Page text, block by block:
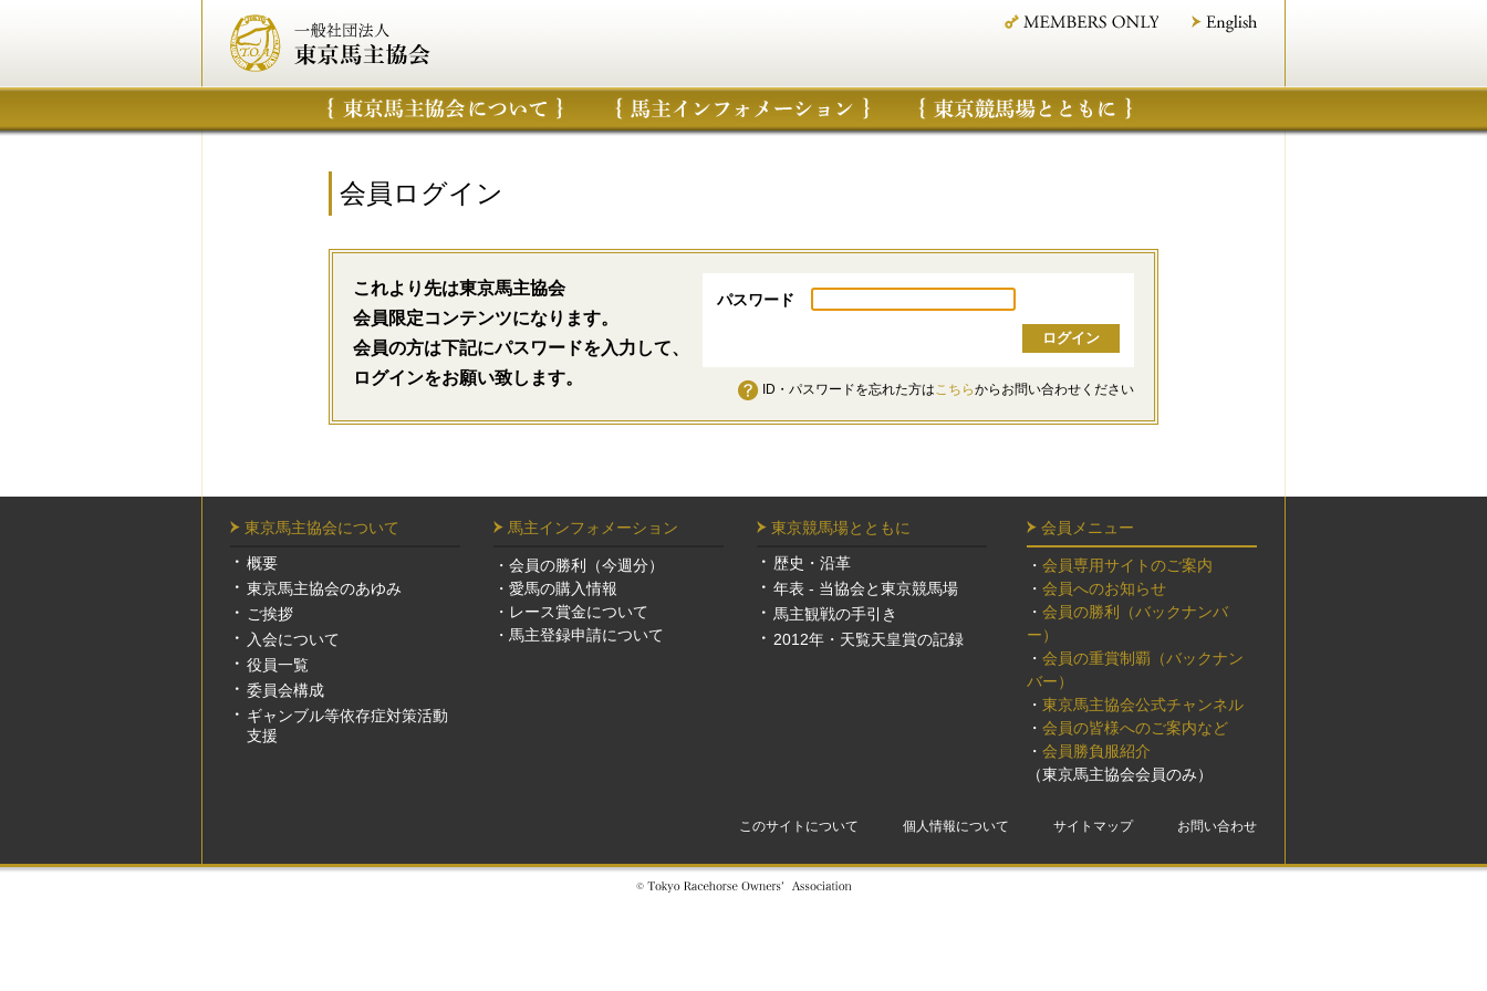
会員ログイン
これより先は東京馬主協会
会員限定コンテンツになります。
会員の方は下記にパスワードを入力して、
ログインをお願い致します。
パスワード
ID・パスワードを忘れた方はこちらからお問い合わせください
東京馬主協会について
概要
東京馬主協会のあゆみ
ご挨拶
入会について
役員一覧
委員会構成
ギャンブル等依存症対策活動
支援
馬主インフォメーション
・ 会員の勝利（今週分）
・ 愛馬の購入情報
・ レース賞金について
・ 馬主登録申請について
東京競馬場とともに
歴史・沿革
年表 - 当協会と東京競馬場
馬主観戦の手引き
2012年・天覧天皇賞の記録
会員メニュー
・ 会員専用サイトのご案内
・ 会員へのお知らせ
・ 会員の勝利（バックナンバ
ー）
・ 会員の重賞制覇（バックナン
バー）
・ 東京馬主協会公式チャンネル
・ 会員の皆様へのご案内など
・ 会員勝負服紹介
（東京馬主協会会員のみ）
このサイトについて 個人情報について サイトマップ お問い合わせ